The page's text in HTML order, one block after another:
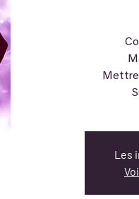
Mettre
Les